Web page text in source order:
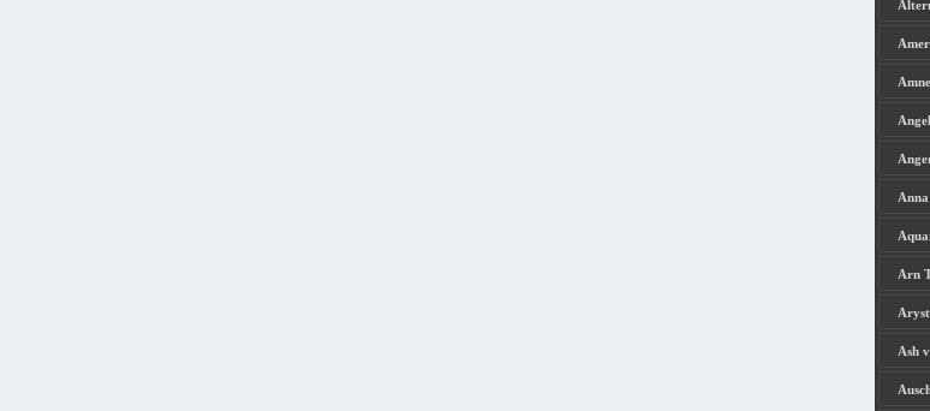
Arn
Ash